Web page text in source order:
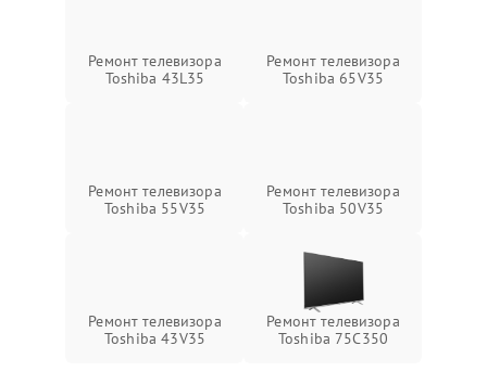
Ремонт телевизора
Toshiba 43L35
Ремонт телевизора
Toshiba 65V35
Ремонт телевизора
Toshiba 55V35
Ремонт телевизора
Toshiba 50V35
Ремонт телевизора
Toshiba 43V35
Ремонт телевизора
Toshiba 75C350